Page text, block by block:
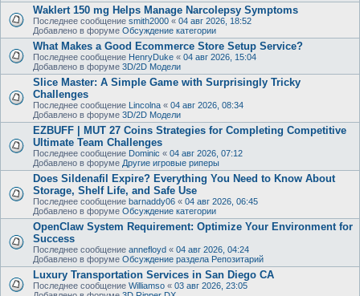
Waklert 150 mg Helps Manage Narcolepsy Symptoms
Последнее сообщение smith2000 « 04 авг 2026, 18:52
Добавлено в форуме Обсуждение категории
What Makes a Good Ecommerce Store Setup Service?
Последнее сообщение HenryDuke « 04 авг 2026, 15:04
Добавлено в форуме 3D/2D Модели
Slice Master: A Simple Game with Surprisingly Tricky
Challenges
Последнее сообщение Lincolna « 04 авг 2026, 08:34
Добавлено в форуме 3D/2D Модели
EZBUFF | MUT 27 Coins Strategies for Completing Competitive
Ultimate Team Challenges
Последнее сообщение Dominic « 04 авг 2026, 07:12
Добавлено в форуме Другие игровые риперы
Does Sildenafil Expire? Everything You Need to Know About
Storage, Shelf Life, and Safe Use
Последнее сообщение barnaddy06 « 04 авг 2026, 06:45
Добавлено в форуме Обсуждение категории
OpenClaw System Requirement: Optimize Your Environment for
Success
Последнее сообщение annefloyd « 04 авг 2026, 04:24
Добавлено в форуме Обсуждение раздела Репозитарий
Luxury Transportation Services in San Diego CA
Последнее сообщение Williamso « 03 авг 2026, 23:05